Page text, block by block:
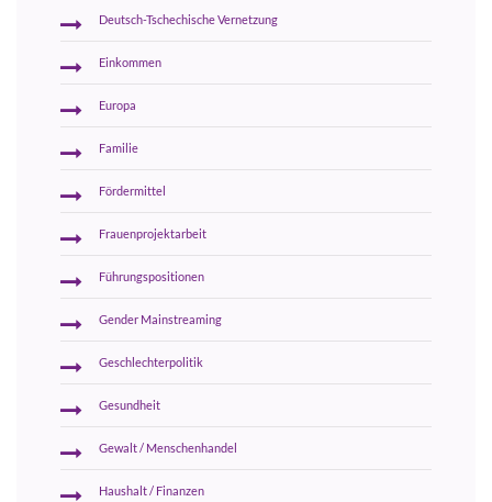
Deutsch-Tschechische Vernetzung
Einkommen
Europa
Familie
Fördermittel
Frauenprojektarbeit
Führungspositionen
Gender Mainstreaming
Geschlechterpolitik
Gesundheit
Gewalt / Menschenhandel
Haushalt / Finanzen